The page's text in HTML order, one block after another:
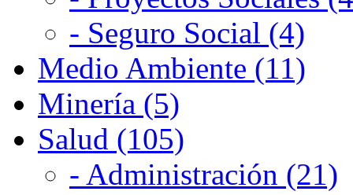
- Seguro Social (4)
Medio Ambiente (11)
Minería (5)
Salud (105)
- Administración (21)